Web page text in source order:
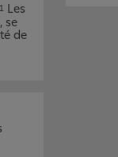
1 Les
se
de